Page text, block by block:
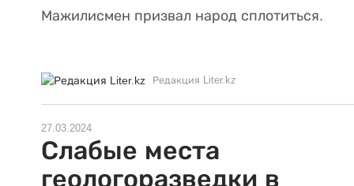
Мажилисмен призвал народ сплотиться.
Редакция Liter.kz
27.03.2024
Слабые места
геологоразведки в